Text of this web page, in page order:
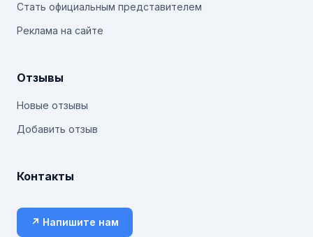
Стать официальным представителем
Реклама на сайте
Отзывы
Новые отзывы
Добавить отзыв
Контакты
↗ Напишите нам